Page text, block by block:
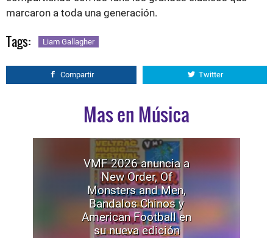
marcaron a toda una generación.
Tags: Liam Gallagher
Compartir Twitter
Mas en Música
VMF 2026 anuncia a
New Order, Of
Monsters and Men,
Bandalos Chinos y
American Football en
su nueva edición